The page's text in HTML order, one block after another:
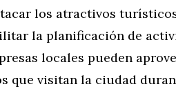
los atractivos
la planificación de
locales pueden
que visitan la ciudad